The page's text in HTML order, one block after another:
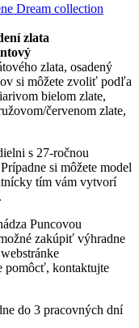
Dream collection
zlata
zlata, osadený
si môžete zvoliť podľa
bielom zlate,
červenom zlate,
s 27-ročnou
si môžete model
tím vám vytvorí
Puncovou
zakúpiť výhradne
pomôcť, kontaktujte
do 3 pracovných dní